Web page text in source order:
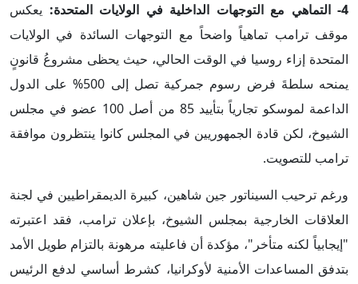
4- التماهي مع التوجهات الداخلية في الولايات المتحدة:
يعكس
موقف ترامب تماهياً واضحاً مع التوجهات السائدة في الولايات
المتحدة إزاء روسيا في الوقت الحالي، حيث يحظى مشروعُ قانونٍ
يمنحه سلطةَ فرض رسوم جمركية تصل إلى 500% على الدول
الداعمة لموسكو تجارياً بتأييد 85 من أصل 100 عضو في مجلس
الشيوخ، لكن قادة الجمهوريين في المجلس كانوا ينتظرون موافقة
ترامب للتصويت.
ورغم ترحيب السيناتور جين شاهين، كبيرة الديمقراطيين في لجنة
العلاقات الخارجية بمجلس الشيوخ، بإعلان ترامب، فقد اعتبرته
"إيجابياً لكنه متأخر"، مؤكدة أن فاعليته مرهونة بالتزام طويل الأمد
بتدفق المساعدات الأمنية لأوكرانيا، كشرط أساسي لدفع الرئيس